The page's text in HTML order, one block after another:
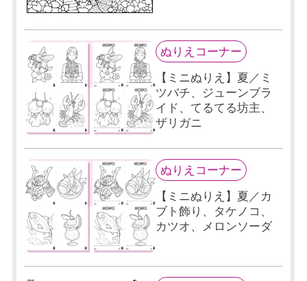
ぬりえコーナー
【ミニぬりえ】夏／ミ
ツバチ、ジューンブラ
イド、てるてる坊主、
ザリガニ
ぬりえコーナー
【ミニぬりえ】夏／カ
ブト飾り、タケノコ、
カツオ、メロンソーダ